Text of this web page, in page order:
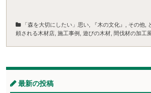
「森を大切にしたい」思い 『木の文化』 その他
頼される木材店 施工事例 遊びの木材 間伐材の加工
最新の投稿